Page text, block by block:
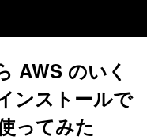
AWS のいく
ンストールで
ってみた